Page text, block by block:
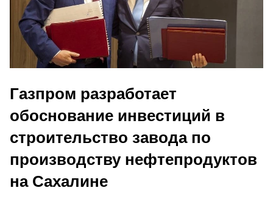
Газпром разработает
обоснование инвестиций в
строительство завода по
производству нефтепродуктов
на Сахалине